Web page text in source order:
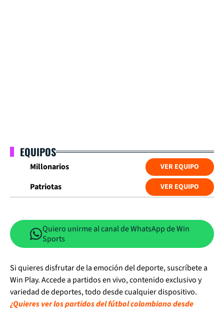
EQUIPOS
Millonarios VER EQUIPO
Patriotas VER EQUIPO
Quiero unirme al canal de WhatsApp de Win
Sports
Si quieres disfrutar de la emoción del deporte, suscríbete a
Win Play. Accede a partidos en vivo, contenido exclusivo y
variedad de deportes, todo desde cualquier dispositivo.
¿Quieres ver los partidos del fútbol colombiano desde